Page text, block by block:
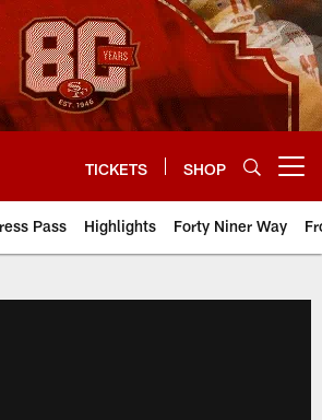
TICKETS SHOP
Pass Highlights Forty Niner Way